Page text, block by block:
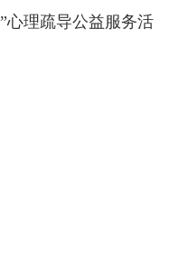
心理疏导公益服务活